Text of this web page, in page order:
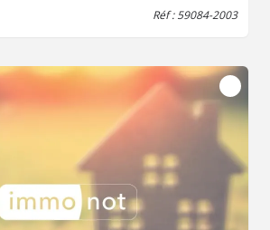
Réf : 59084-2003